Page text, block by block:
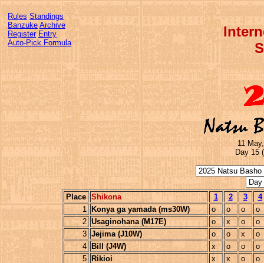
Rules Standings
Banzuke Archive
Register Entry
Auto-Pick Formula
11
Day 15
Place Shikona 1 2 3
4
1 Konya ga yamada (ms30W) o o o
o
2 Usaginohana (M17E) o x o
o
3 Jejima (J10W) o o x
o
4
Bill (J4W) x o o
o
5
Rikioi x x o
o